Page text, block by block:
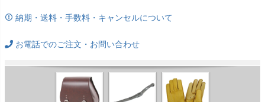
納期・送料・手数料・キャンセルについて
お電話でのご注文・お問い合わせ